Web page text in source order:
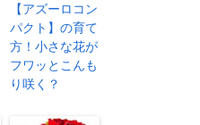
【アズーロコン
パクト】の育て
方！小さな花が
フワッとこんも
り咲く？